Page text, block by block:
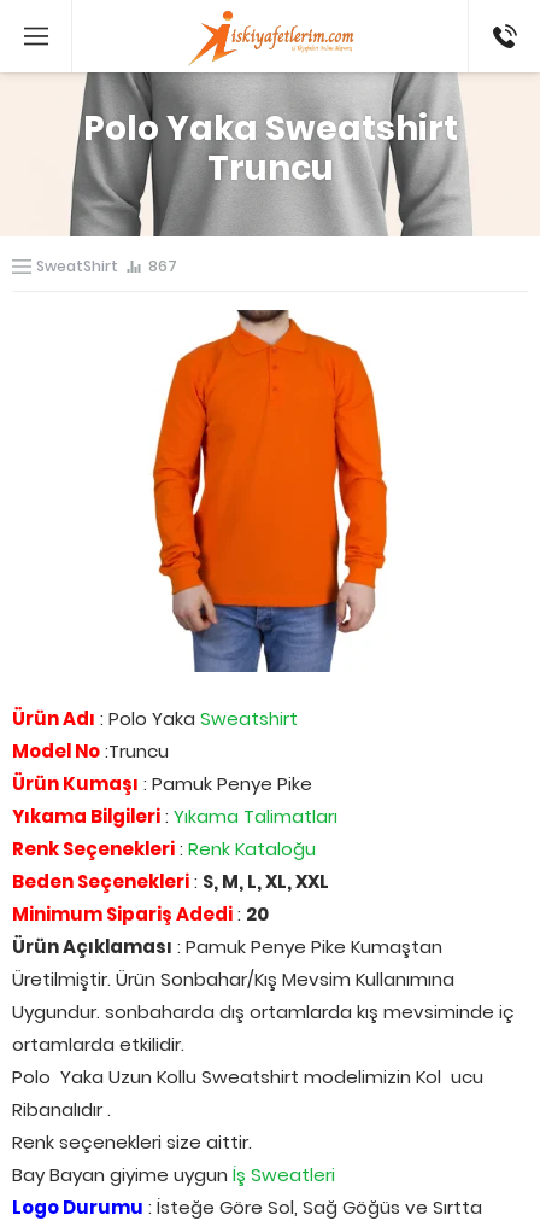
802 52
Polo Yaka Sweatshirt
Truncu
SweatShirt 867
Ürün Adı : Polo Yaka Sweatshirt
Model No:Truncu
Ürün Kumaşı : Pamuk Penye Pike
Yıkama Bilgileri: Yıkama Talimatları
Renk Seçenekleri: Renk Kataloğu
Beden Seçenekleri: S, M, L, XL, XXL
Minimum Sipariş Adedi: 20
Ürün Açıklaması : Pamuk Penye Pike Kumaştan
Üretilmiştir. Ürün Sonbahar/Kış Mevsim Kullanımına
Uygundur. sonbaharda dış ortamlarda kış mevsiminde iç
ortamlarda etkilidir.
Polo Yaka Uzun Kollu Sweatshirt modelimizin Kol ucu
Ribanalıdır .
Renk seçenekleri size aittir.
Bay Bayan giyime uygun İş Sweatleri
Logo Durumu : İsteğe Göre Sol, Sağ Göğüs ve Sırtta